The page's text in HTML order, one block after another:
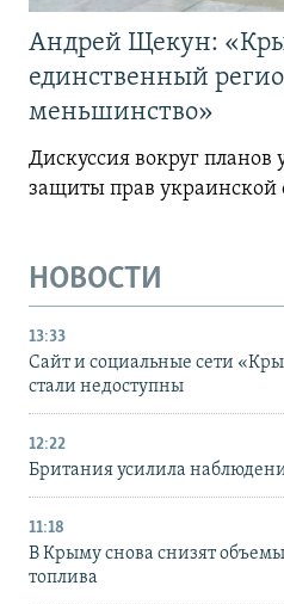
Андрей Щекун:
единственный
меньшинство»
Дискуссия вокруг планов
защиты прав
НОВОСТИ
13:33
Сайт и социальные сети
стали недоступны
12:22
Британия усилила
11:18
В Крыму снова снизят
топлива